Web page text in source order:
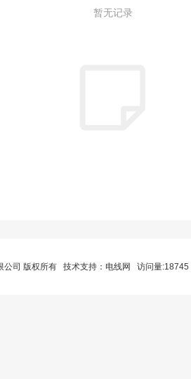
暂无记录
司 版权所有 技术支持： 电线网 访问量